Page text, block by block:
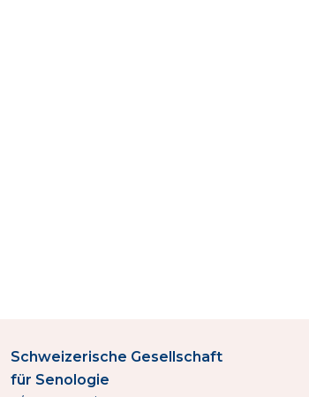
Schweizerische Gesellschaft
für Senologie